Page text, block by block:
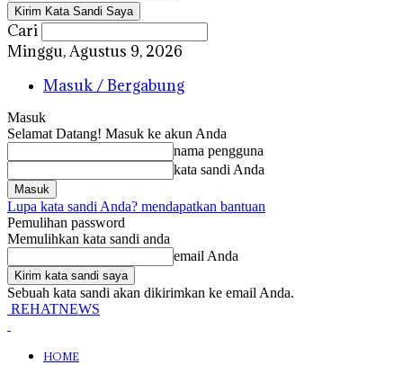
Cari
Minggu, Agustus 9, 2026
Masuk / Bergabung
Masuk
Selamat Datang! Masuk ke akun Anda
nama pengguna
kata sandi Anda
Lupa kata sandi Anda? mendapatkan bantuan
Pemulihan password
Memulihkan kata sandi anda
email Anda
Sebuah kata sandi akan dikirimkan ke email Anda.
REHATNEWS
HOME